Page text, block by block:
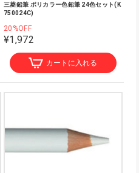
三菱鉛筆 ポリカラー色鉛筆 24色セット(K
750024C)
20%OFF
¥1,972
カートに入れる